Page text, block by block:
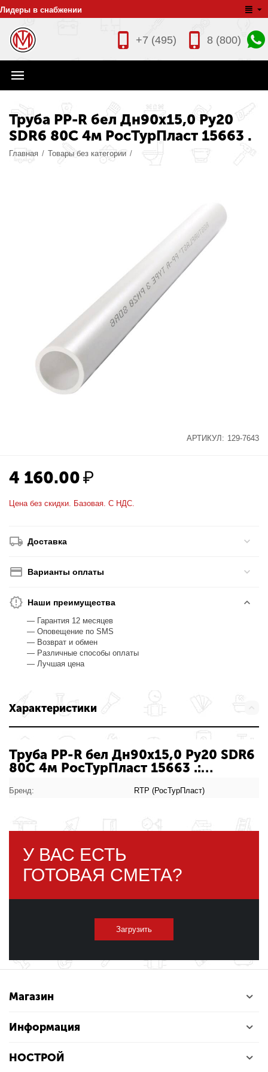
Лидеры в снабжении
8 (800)
+7 (495)
Труба PP-R бел Дн90х15,0 Ру20
SDR6 80С 4м РосТурПласт 15663 .
Главная / Товары без категории /
АРТИКУЛ: 129-7643
4 160.00₽
Цена без скидки. Базовая. С НДС.
Доставка
Варианты оплаты
Наши преимущества
— Гарантия 12 месяцев
— Оповещение по SMS
— Возврат и обмен
— Различные способы оплаты
— Лучшая цена
Характеристики
Труба PP-R бел Дн90х15,0 Ру20 SDR6
80С 4м РосТурПласт 15663 .:
Бренд: RTP (РосТурПласт)
У ВАС ЕСТЬ
ГОТОВАЯ СМЕТА?
Загрузить
Магазин
Информация
НОСТРОЙ